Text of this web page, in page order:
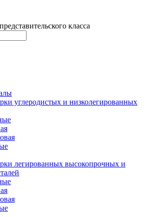
класса
углеродистых и низколегированных
легированных высокопрочных и